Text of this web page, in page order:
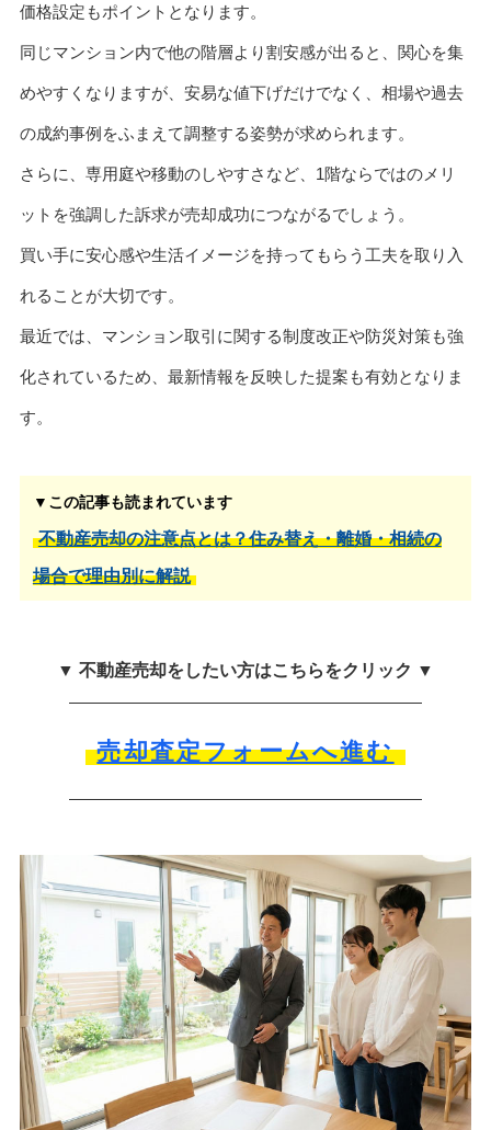
価格設定もポイントとなります。
同じマンション内で他の階層より割安感が出ると、関心を集
めやすくなりますが、安易な値下げだけでなく、相場や過去
の成約事例をふまえて調整する姿勢が求められます。
さらに、専用庭や移動のしやすさなど、1階ならではのメリ
ットを強調した訴求が売却成功につながるでしょう。
買い手に安心感や生活イメージを持ってもらう工夫を取り入
れることが大切です。
最近では、マンション取引に関する制度改正や防災対策も強
化されているため、最新情報を反映した提案も有効となりま
す。
▼この記事も読まれています
不動産売却の注意点とは？住み替え・離婚・相続の
場合で理由別に解説
▼ 不動産売却をしたい方はこちらをクリック ▼
売却査定フォームへ進む